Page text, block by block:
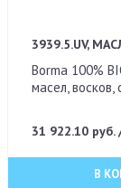
3939.5.UV,
Borma 100%
масел,
31 922.10 руб.
В